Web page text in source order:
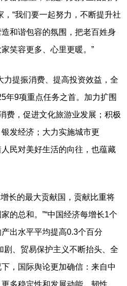
，“我们要一起努力，不断提升社
和谐包容的氛围，把老百姓身
笑容更多、心里更暖。”
提振消费、提高投资效益，全
年9项重点任务之首。加力扩围
费，促进文化旅游业发展；积极
发经济；大力实施城市更
民对美好生活的向往，也蕴藏
的最大贡献国，贡献比重将
的总和。”“中国经济每增长1个
出水平平均提高0.3个百分
剧、贸易保护主义不断抬头、全
，国际舆论更加确信：来自中
多稳定性和发展动能。韧性